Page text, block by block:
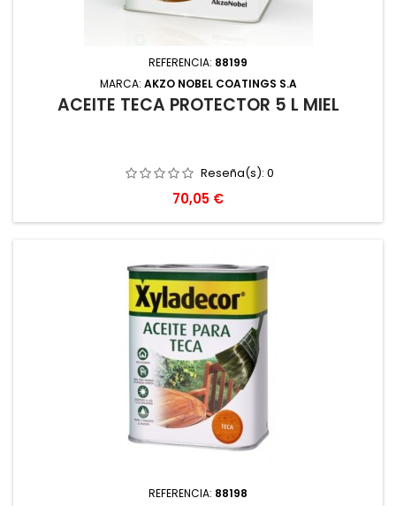
REFERENCIA: 88199
MARCA: AKZO NOBEL COATINGS S.A
ACEITE TECA PROTECTOR 5 L MIEL
Reseña(s): 0
Precio
70,05 €
REFERENCIA: 88198